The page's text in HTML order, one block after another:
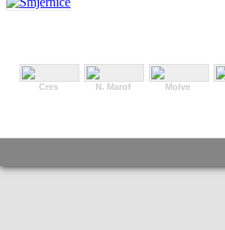
Cres N. Marof Molve